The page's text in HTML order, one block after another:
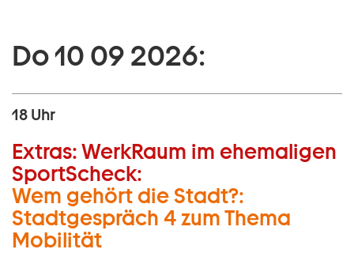
Do 10 09 2026:
18 Uhr
Extras:WerkRaum im ehemaligen
SportScheck:
Wem gehört die Stadt?:
Stadtgespräch 4 zum Thema
Mobilität